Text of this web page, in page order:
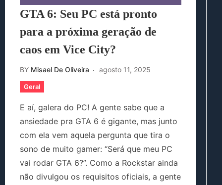
GTA 6: Seu PC está pronto
para a próxima geração de
caos em Vice City?
BY Misael De Oliveira agosto 11, 2025
Geral
E aí, galera do PC! A gente sabe que a
ansiedade pra GTA 6 é gigante, mas junto
com ela vem aquela pergunta que tira o
sono de muito gamer: “Será que meu PC
vai rodar GTA 6?”. Como a Rockstar ainda
não divulgou os requisitos oficiais, a gente